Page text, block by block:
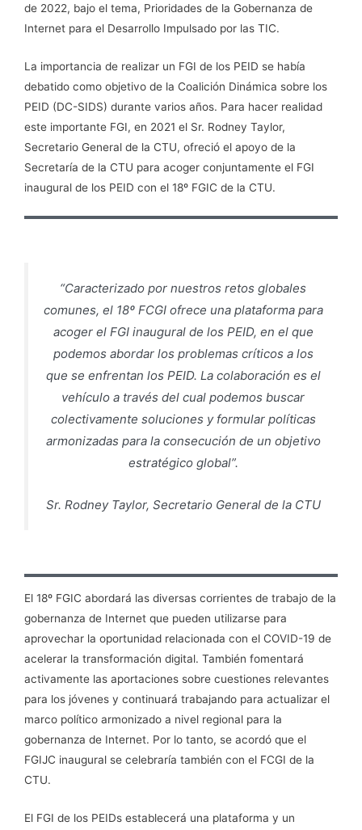
de 2022, bajo el tema, Prioridades de la Gobernanza de
Internet para el Desarrollo Impulsado por las TIC.
La importancia de realizar un FGI de los PEID se había
debatido como objetivo de la Coalición Dinámica sobre los
PEID (DC-SIDS) durante varios años. Para hacer realidad
este importante FGI, en 2021 el Sr. Rodney Taylor,
Secretario General de la CTU, ofreció el apoyo de la
Secretaría de la CTU para acoger conjuntamente el FGI
inaugural de los PEID con el 18º FGIC de la CTU.
“Caracterizado por nuestros retos globales
comunes, el 18º FCGI ofrece una plataforma para
acoger el FGI inaugural de los PEID, en el que
podemos abordar los problemas críticos a los
que se enfrentan los PEID. La colaboración es el
vehículo a través del cual podemos buscar
colectivamente soluciones y formular políticas
armonizadas para la consecución de un objetivo
estratégico global”.
Sr. Rodney Taylor, Secretario General de la CTU
El 18º FGIC abordará las diversas corrientes de trabajo de la
gobernanza de Internet que pueden utilizarse para
aprovechar la oportunidad relacionada con el COVID-19 de
acelerar la transformación digital. También fomentará
activamente las aportaciones sobre cuestiones relevantes
para los jóvenes y continuará trabajando para actualizar el
marco político armonizado a nivel regional para la
gobernanza de Internet. Por lo tanto, se acordó que el
FGIJC inaugural se celebraría también con el FCGI de la
CTU.
El FGI de los PEIDs establecerá una plataforma y un